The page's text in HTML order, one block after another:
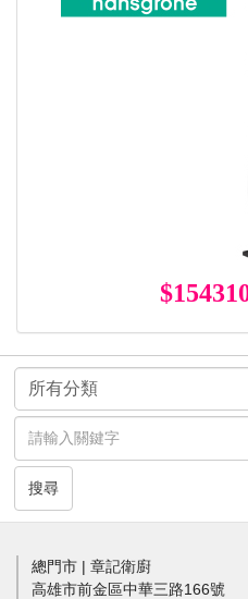
搜尋
總門市 | 章記衛廚
高雄市前金區中華三路166號